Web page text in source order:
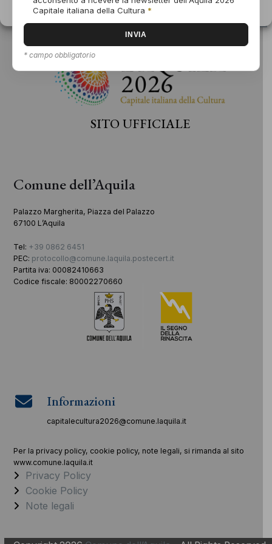
Informativa sui cookieDichiarazione sulla Privacy
SITO UFFICIALE
Comune dell’Aquila
Palazzo Margherita, Piazza del Palazzo
67100 L’Aquila
Tel: +39 0862 6451
PEC: protocollo@comune.laquila.postecert.it
Partita iva: 00082410663
Codice fiscale: 80002270660
Informazioni
capitalecultura2026@comune.laquila.it
Per la privacy policy, cookie policy, note legali, si rimanda al sito
www.comune.laquila.it
Privacy Policy
Cookie Policy
Note legali
Capitale italiana della Cultura *
* campo obbligatorio